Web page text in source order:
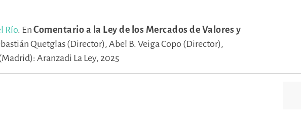
Río. En Comentario a la Ley de los Mercados de Valores y
Quetglas (Director),Abel B. Veiga Copo (Director),
Aranzadi La Ley, 2025